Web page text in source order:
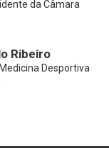
da Câmara
Ribeiro
Desportiva